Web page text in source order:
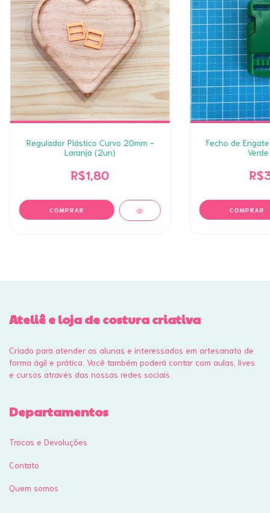
Regulador Plástico Curvo 20mm -
Laranja (2un)
R$1,80
Fecho de
Ateliê e loja de costura criativa
Criado para atender as alunas e interessados em artesanato de
forma ágil e prática. Você também poderá contar com aulas, lives
e cursos através das nossas redes sociais.
Departamentos
Trocas e Devoluções
Contato
Quem somos